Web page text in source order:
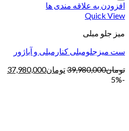
افزودن به علاقه مندی ها
Quick View
میز جلو مبلی
ست میزجلومبلی کنارمبلی و آباژور
تومان39,980,000تومان37,980,000
-5%